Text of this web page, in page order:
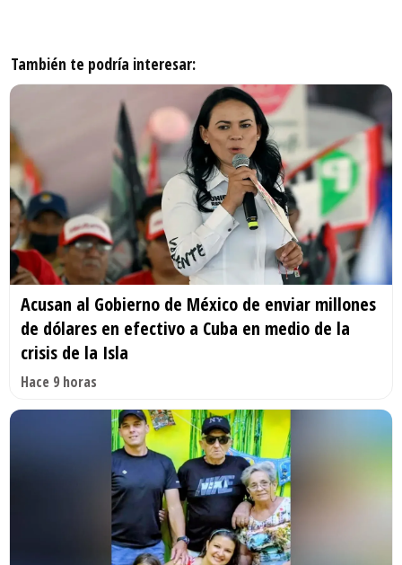
También te podría interesar:
Acusan al Gobierno de México de enviar millones
de dólares en efectivo a Cuba en medio de la
crisis de la Isla
Hace 9 horas